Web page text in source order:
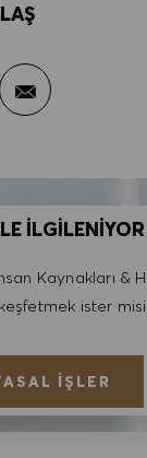
ile
E-posta ile
Kaynakları &
ister
İŞLER